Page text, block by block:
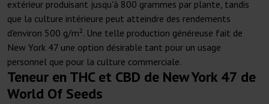
extérieur produisant jusqu'à 800 grammes par plante, tandis
que la culture intérieure peut atteindre des rendements
d'environ 500 g/m². Une telle production généreuse fait de
New York 47 une option désirable tant pour un usage
personnel que pour la culture commerciale.
Teneur en THC et CBD de New York 47 de
World Of Seeds